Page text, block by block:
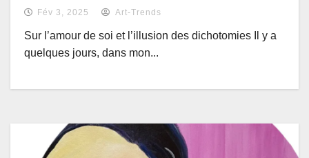
Fév 3, 2025 Art-Trends
Sur l’amour de soi et l’illusion des dichotomies Il y a
quelques jours, dans mon...